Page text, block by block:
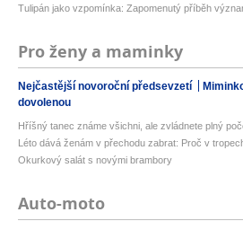
Tulipán jako vzpomínka: Zapomenutý příběh
Pro ženy a maminky
Nejčastější novoroční předsevzetí
dovolenou
Hříšný tanec známe všichni, ale zvládnete plný
Léto dává ženám v přechodu zabrat: Proč v
Okurkový salát s novými brambory
Auto-moto